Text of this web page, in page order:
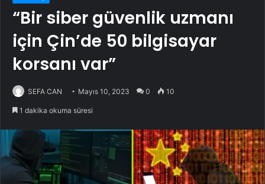
“Bir siber güvenlik uzmanı
için Çin’de 50 bilgisayar
korsanı var”
SEFA CAN Mayıs 10, 2023 0 10
1 dakika okuma süresi